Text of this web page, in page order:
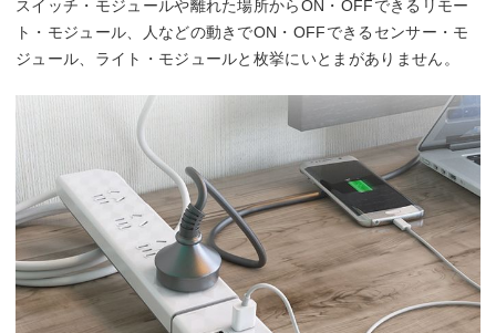
スイッチ・モジュールや離れた場所からON・OFFできるリモー
ト・モジュール、人などの動きでON・OFFできるセンサー・モ
ジュール、ライト・モジュールと枚挙にいとまがありません。